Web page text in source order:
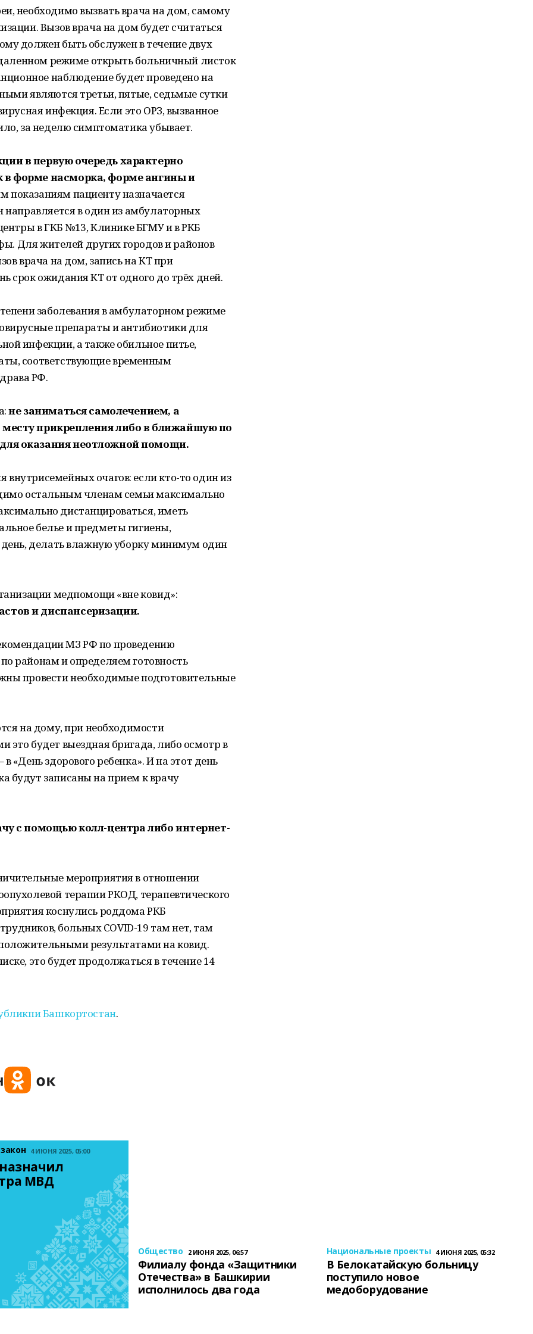
необходимо вызвать врача на дом, самому
Вызов врача на дом будет считаться
должен быть обслужен в течение двух
режиме открыть больничный листок
наблюдение будет проведено на
являются третьи, пятые, седьмые сутки
инфекция. Если это ОРЗ, вызванное
за неделю симптоматика убывает.
в первую очередь характерно
форме насморка, форме ангины и
показаниям пациенту назначается
в один из амбулаторных
в ГКБ №13, Клинике БГМУ и в РКБ
Для жителей других городов и районов
врача на дом, запись на КТ при
срок ожидания КТ от одного до трёх дней.
заболевания в амбулаторном режиме
препараты и антибиотики для
инфекции, а также обильное питье,
соответствующие временным
РФ.
не заниматься самолечением, а
прикрепления либо в ближайшую по
оказания неотложной помощи.
очагов: если кто-то один из
остальным членам семьи максимально
дистанцироваться, иметь
белье и предметы гигиены,
день, делать влажную уборку минимум один
медпомощи «вне ковид»:
и диспансеризации.
МЗ РФ по проведению
районам и определяем готовность
провести необходимые подготовительные
на дому, при необходимости
это будет выездная бригада, либо осмотр в
«День здорового ребенка». И на этот день
будут записаны на прием к врачу
с помощью колл-центра либо интернет-
мероприятия в отношении
терапии РКОД, терапевтического
коснулись роддома РКБ
больных COVID-19 там нет, там
результатами на ковид.
это будет продолжаться в течение 14
Башкортостан.
4 ИЮНЯ 2025, 05:00
МВД
Общество 2 ИЮНЯ 2025, 06:57
Филиалу фонда «Защитники
Отечества» в Башкирии
исполнилось два года
Национальные проекты 4 ИЮНЯ 2025, 05:32
В Белокатайскую больницу
поступило новое
медоборудование